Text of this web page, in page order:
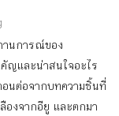
านการณ์ของ
ญและน่าสนใจอะไร
นต่อจากบทความชิ้นที่
องจากอียู และตกมา